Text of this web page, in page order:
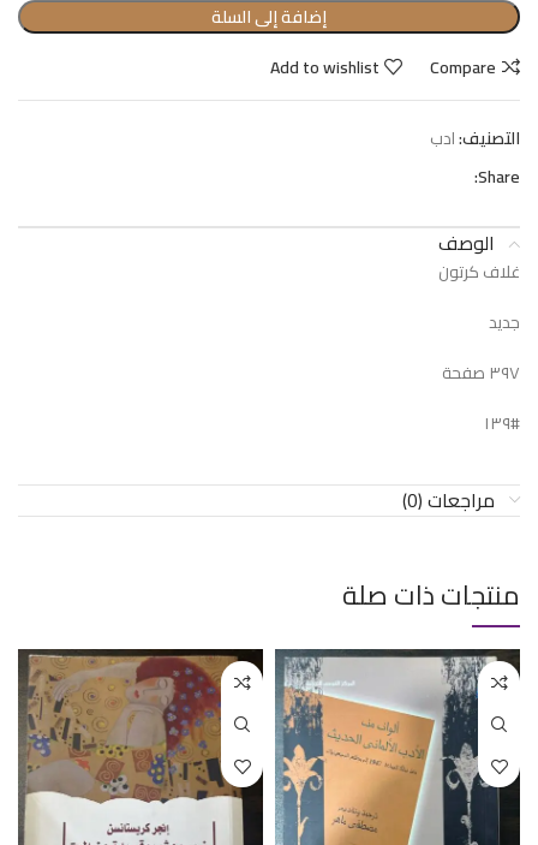
إضافة إلى السلة
Compare
Add to wishlist
التصنيف:ادب
Share:
الوصف
غلاف كرتون
جديد
٣٩٧ صفحة
#١٣٩
مراجعات (0)
منتجات ذات صلة